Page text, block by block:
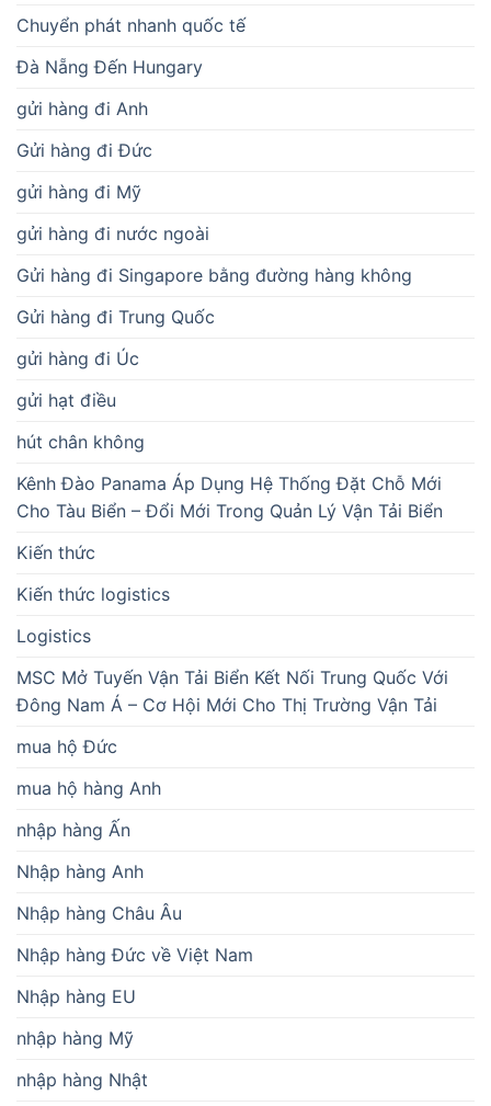
Chuyển phát nhanh quốc tế
Đà Nẵng Đến Hungary
gửi hàng đi Anh
Gửi hàng đi Đức
gửi hàng đi Mỹ
gửi hàng đi nước ngoài
Gửi hàng đi Singapore bằng đường hàng không
Gửi hàng đi Trung Quốc
gửi hàng đi Úc
gửi hạt điều
hút chân không
Kênh Đào Panama Áp Dụng Hệ Thống Đặt Chỗ Mới
Cho Tàu Biển – Đổi Mới Trong Quản Lý Vận Tải Biển
Kiến thức
Kiến thức logistics
Logistics
MSC Mở Tuyến Vận Tải Biển Kết Nối Trung Quốc Với
Đông Nam Á – Cơ Hội Mới Cho Thị Trường Vận Tải
mua hộ Đức
mua hộ hàng Anh
nhập hàng Ấn
Nhập hàng Anh
Nhập hàng Châu Âu
Nhập hàng Đức về Việt Nam
Nhập hàng EU
nhập hàng Mỹ
nhập hàng Nhật